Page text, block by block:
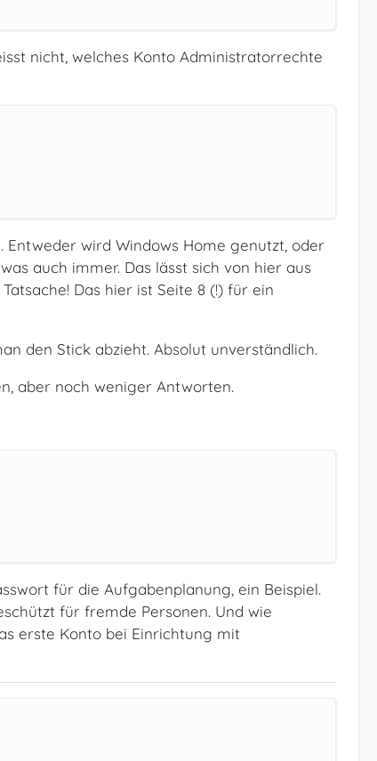
nicht, welches Konto Administratorrechte
wird Windows Home genutzt, oder
auch immer. Das lässt sich von hier aus
Das hier ist Seite 8 (!) für ein
den Stick abzieht. Absolut unverständlich.
aber noch weniger Antworten.
für die Aufgabenplanung, ein Beispiel.
für fremde Personen. Und wie
erste Konto bei Einrichtung mit